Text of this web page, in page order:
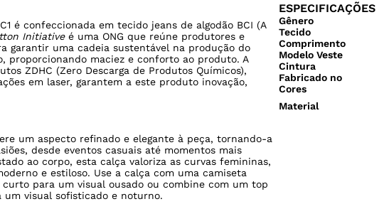
é confeccionada em tecido jeans de algodão BCI (A
Initiativeé uma ONG que reúne produtores e
garantir uma cadeia sustentável na produção do
proporcionando maciez e conforto ao produto. A
ZDHC (Zero Descarga de Produtos Químicos),
em laser, garantem a este produto inovação,
um aspecto refinado e elegante à peça, tornando-a
desde eventos casuais até momentos mais
ao corpo, esta calça valoriza as curvas femininas,
e estiloso. Use a calça com uma camiseta
para um visual ousado ou combine com um top
visual sofisticado e noturno.
ESPECIFICAÇÕES
Gênero
Tecido
Comprimento
Modelo Veste
Cintura
Fabricado no
Cores
Material